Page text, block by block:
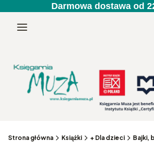
Darmowa dostawa od
Menu
Strona główna Książki + Dla dzieci Bajki,